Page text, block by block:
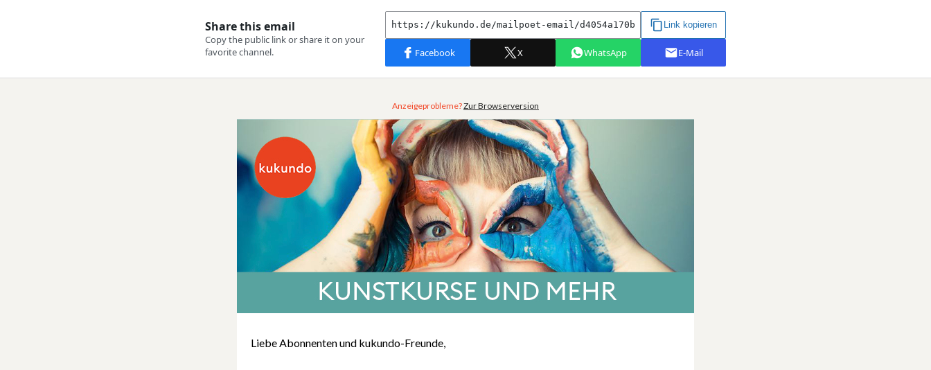
Anzeigeprobleme?Zur Browserversion
Liebe Abonnenten und kukundo-Freunde,